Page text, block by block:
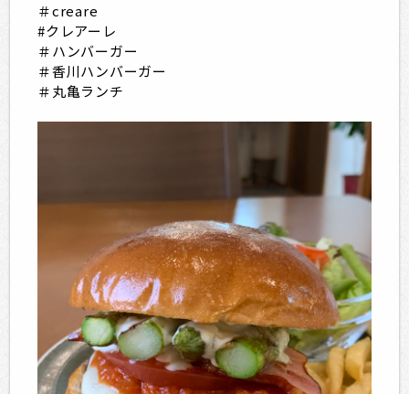
＃creare
#クレアーレ
＃ハンバーガー
＃香川ハンバーガー
＃丸亀ランチ